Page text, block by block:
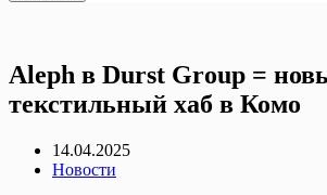
Aleph в Durst Group =
текстильный хаб в Комо
14.04.2025
Новости